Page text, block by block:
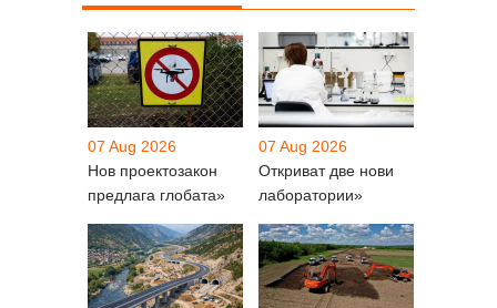
07 Aug 2026
Нов проектозакон
предлага глобата»
07 Aug 2026
Откриват две нови
лаборатории»